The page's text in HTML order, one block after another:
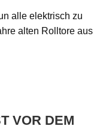
alle elektrisch zu
alten Rolltore aus
VOR DEM